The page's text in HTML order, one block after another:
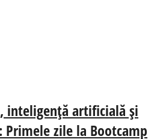
inteligență artificială și
zile la Bootcamp